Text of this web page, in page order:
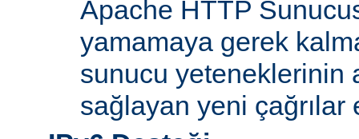
Apache HTTP
yamamaya gerek
sunucu yeteneklerinin
sağlayan yeni çağrılar